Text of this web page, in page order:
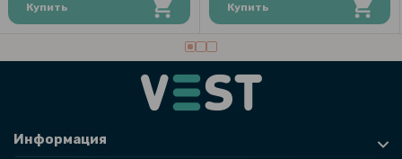
Купить Купить
Информация